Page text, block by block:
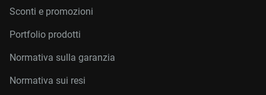
Sconti e promozioni
Portfolio prodotti
Normativa sulla garanzia
Normativa sui resi